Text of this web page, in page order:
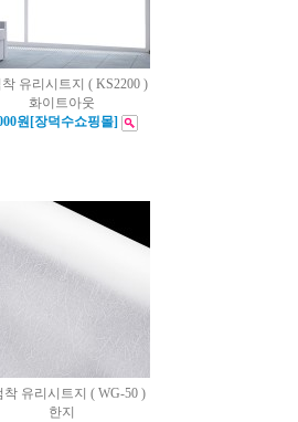
유리시트지 ( KS2200 )
화이트아웃
원[장덕수쇼핑몰]
착 유리시트지 ( WG-50 )
한지